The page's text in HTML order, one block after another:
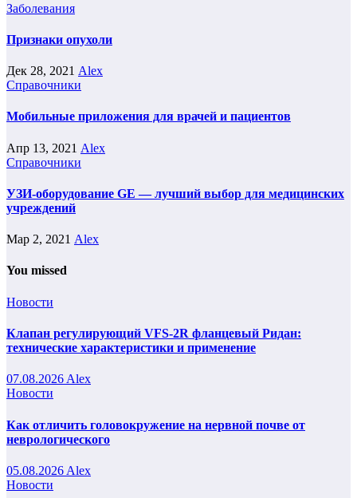
Заболевания
Признаки опухоли
Дек 28, 2021 Alex
Справочники
Мобильные приложения для врачей и пациентов
Апр 13, 2021 Alex
Справочники
УЗИ-оборудование GE — лучший выбор для медицинских
учреждений
Мар 2, 2021 Alex
You missed
Новости
Клапан регулирующий VFS-2R фланцевый Ридан:
технические характеристики и применение
07.08.2026 Alex
Новости
Как отличить головокружение на нервной почве от
неврологического
05.08.2026 Alex
Новости